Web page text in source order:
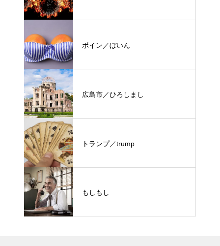
ボイン／ぼいん
広島市／ひろしまし
トランプ／trump
もしもし